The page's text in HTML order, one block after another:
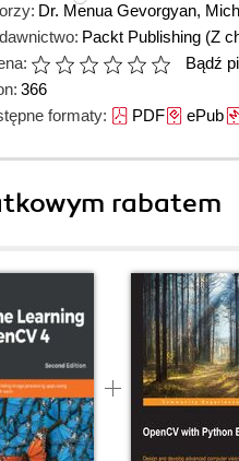
Dr. Menua Gevorgyan,
Packt Publishing (Z
Bądź
366
formaty: PDFePub
rabatem